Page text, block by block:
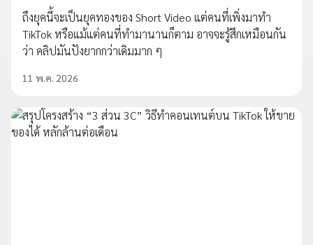
ถึงยุคนี้จะเป็นยุคทองของ Short Video แต่คนที่เพิ่งมาทำ
TikTok หรือแม้แต่คนที่ทำมานานก็ตาม อาจจะรู้สึกเหมือนกัน
ว่า คลิปมันปังยากกว่าเดิมมาก ๆ
11 พ.ค. 2026